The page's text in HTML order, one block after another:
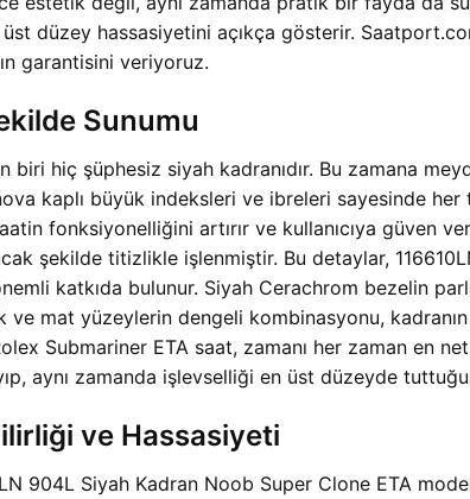
düzey hassasiyetini açıkça gösterir.
garantisini veriyoruz.
Sunumu
biri hiç şüphesiz siyah kadranıdır. Bu zamana
kaplı büyük indeksleri ve ibreleri sayesinde her
fonksiyonelliğini artırır ve kullanıcıya güven
şekilde titizlikle işlenmiştir. Bu detaylar,
katkıda bulunur. Siyah Cerachrom bezelin
ve mat yüzeylerin dengeli kombinasyonu,
Submariner ETA saat, zamanı her zaman en
aynı zamanda işlevselliği en üst düzeyde
ve Hassasiyeti
904L Siyah Kadran Noob Super Clone ETA